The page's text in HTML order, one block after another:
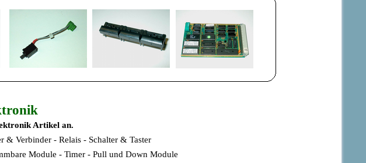
Artikel an.
& Verbinder - Relais - Schalter & Taster
Module - Timer - Pull und Down Module